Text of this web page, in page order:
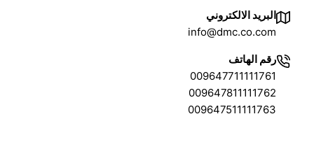
البريد الالكتروني
info@dmc.co.com
رقم الهاتف
009647711111761
009647811111762
009647511111763